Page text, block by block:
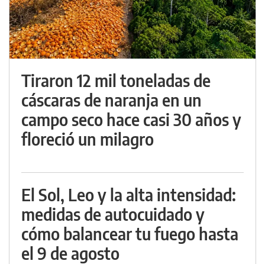
Tiraron 12 mil toneladas de
cáscaras de naranja en un
campo seco hace casi 30 años y
floreció un milagro
El Sol, Leo y la alta intensidad:
medidas de autocuidado y
cómo balancear tu fuego hasta
el 9 de agosto